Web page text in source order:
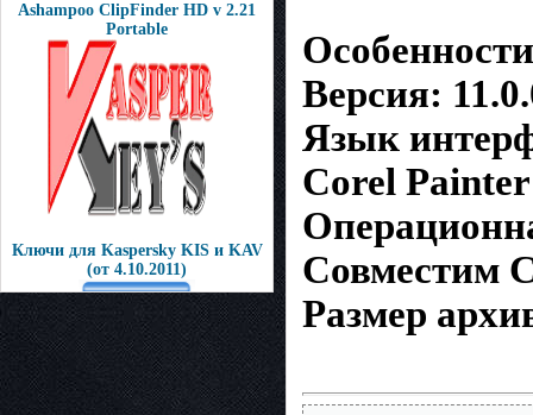
Ashampoo ClipFinder HD v 2.21
Portable
Ключи для Kaspersky KIS и KAV
(от 4.10.2011)
Версия:
Язык
Corel
Совместим
Размер